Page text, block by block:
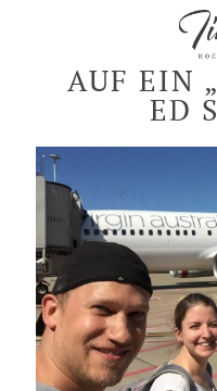
AUF EIN
ED